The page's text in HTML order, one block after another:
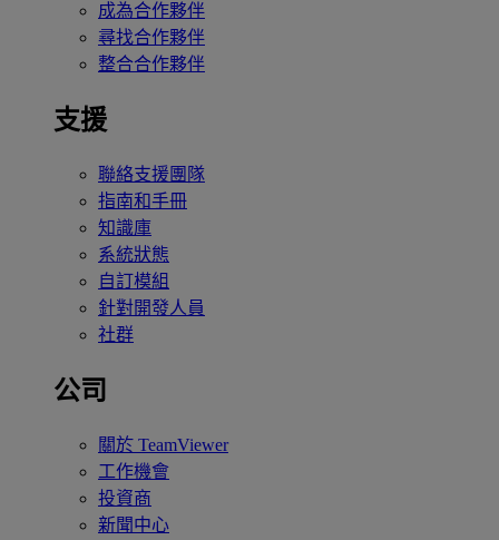
成為合作夥伴
尋找合作夥伴
整合合作夥伴
支援
聯絡支援團隊
指南和手冊
知識庫
系統狀態
自訂模組
針對開發人員
社群
公司
關於 TeamViewer
工作機會
投資商
新聞中心